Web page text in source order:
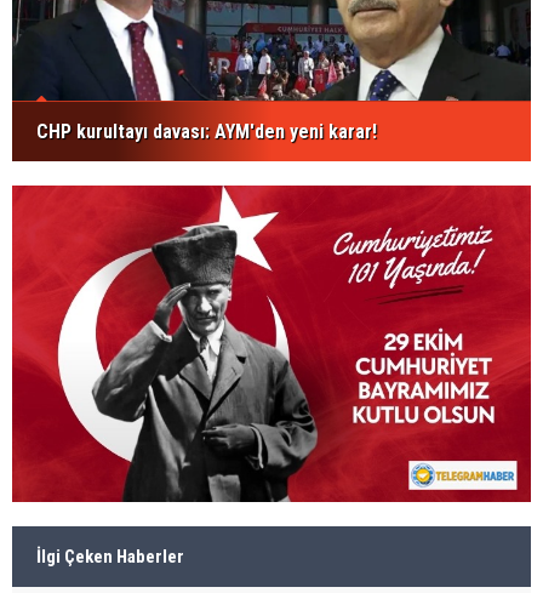
CHP kurultayı davası: AYM'den yeni karar!
İlgi Çeken Haberler